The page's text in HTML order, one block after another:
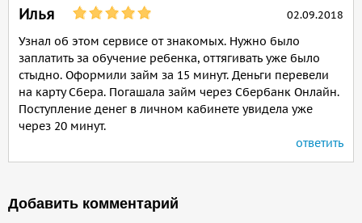
Илья 02.09.2018
Узнал об этом сервисе от знакомых. Нужно было
заплатить за обучение ребенка, оттягивать уже было
стыдно. Оформили займ за 15 минут. Деньги перевели
на карту Сбера. Погашала займ через Сбербанк Онлайн.
Поступление денег в личном кабинете увидела уже
через 20 минут.
ответить
Добавить комментарий